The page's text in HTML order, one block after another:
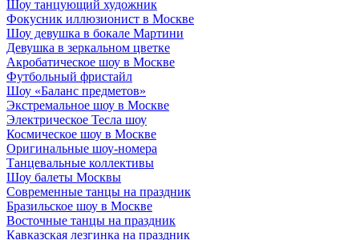
Шоу танцующий художник
Фокусник иллюзионист в Москве
Шоу девушка в бокале Мартини
Девушка в зеркальном цветке
Акробатическое шоу в Москве
Футбольный фристайл
Шоу «Баланс предметов»
Экстремальное шоу в Москве
Электрическое Тесла шоу
Космическое шоу в Москве
Оригинальные шоу-номера
Танцевальные коллективы
Шоу балеты Москвы
Современные танцы на праздник
Бразильское шоу в Москве
Восточные танцы на праздник
Кавказская лезгинка на праздник